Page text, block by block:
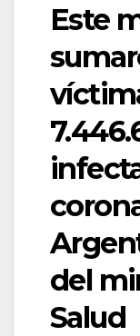
Este
del
Salud